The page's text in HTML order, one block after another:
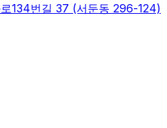
134번길 37 (서둔동 296-124)